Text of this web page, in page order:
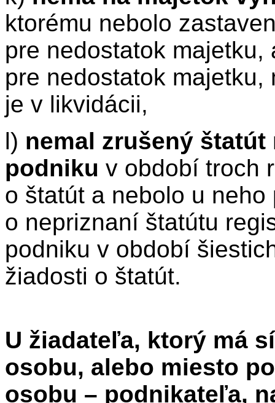
ktorému nebolo
pre nedostatok
pre nedostatok
je v likvidácii,
l) nemal zrušený
podniku v období troch
o štatút a nebolo u
o nepriznaní štatútu
podniku v období
žiadosti o štatút.
U žiadateľa, ktorý má
osobu, alebo miesto
osobu – podnikateľa,